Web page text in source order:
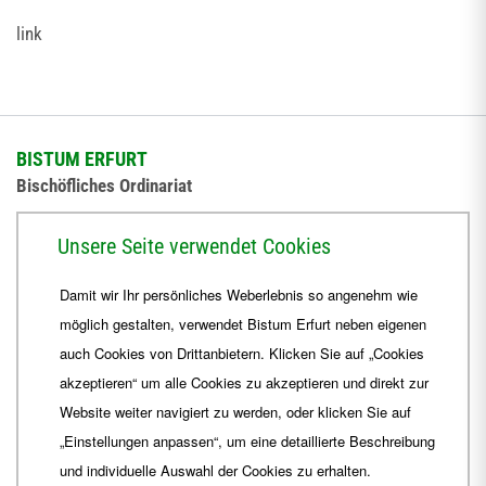
link
BISTUM ERFURT
Bischöfliches Ordinariat
+49 361 6572-444
ordinariat Bistum-Erfurt.de
Unsere Seite verwendet Cookies
Damit wir Ihr persönliches Weberlebnis so angenehm wie
möglich gestalten, verwendet Bistum Erfurt neben eigenen
auch Cookies von Drittanbietern. Klicken Sie auf „Cookies
akzeptieren“ um alle Cookies zu akzeptieren und direkt zur
Website weiter navigiert zu werden, oder klicken Sie auf
„Einstellungen anpassen“, um eine detaillierte Beschreibung
und individuelle Auswahl der Cookies zu erhalten.